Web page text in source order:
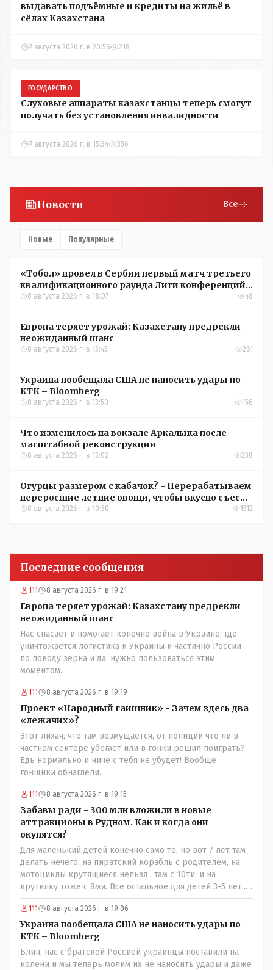
выдавать подъёмные и кредиты на жильё в
сёлах Казахстана
7 августа 2026 г. в 20:56 218
ГОСУДАРСТВО
Слуховые аппараты казахстанцы теперь смогут
получать без установления инвалидности
7 августа 2026 г. в 15:34 356
Новости Все
Новые Популярные
«Тобол» провел в Сербии первый матч третьего
квалификационного раунда Лиги конференций
УЕФА
8 августа 2026 г. в 18:07 48
Европа теряет урожай: Казахстану предрекли
неожиданный шанс
8 августа 2026 г. в 15:45 261
Украина пообещала США не наносить удары по
КТК – Bloomberg
8 августа 2026 г. в 13:50 156
Что изменилось на вокзале Аркалыка после
масштабной реконструкции
8 августа 2026 г. в 13:02 238
Огурцы размером с кабачок? - Перерабатываем
переросшие летние овощи, чтобы вкусно съесть
зимой
8 августа 2026 г. в 10:50 1512
Последние сообщения
111 8 августа 2026 г. в 19:21
Европа теряет урожай: Казахстану предрекли
неожиданный шанс
Нас спасает и помогает конечно война в Украине, где
уничтожается логистика и Украины и частично России
по поводу зерна и да, нужно пользоваться этим
моментом..
111 8 августа 2026 г. в 19:19
Проект «Народный гаишник» - Зачем здесь два
«лежачих»?
Этот лихач, что там возмущается, от полиции что ли в
частном секторе убегает или в гонки решил поиграть?
Едь нормально и ниче с тебя не убудет! Вообще
гонщики обнаглели..
111 8 августа 2026 г. в 19:15
Забавы ради - 300 млн вложили в новые
аттракционы в Рудном. Как и когда они
окупятся?
Для маленький детей конечно само то, но вот 7 лет там
делать нечего, на пиратский корабль с родителем, на
мотоциклы крутящиеся нельзя , там с 10ти, и на
крутилку тоже с 8ми. Все остальное для детей 3-5 лет..
Ну да, в жару там сейчас не комфортно, тени нет от
слова вообще, но вечером думаю там нормально, с
бутылкой холодного пивка посидеть можно..
111 8 августа 2026 г. в 19:06
Украина пообещала США не наносить удары по
КТК – Bloomberg
Блин, нас с братской Россией украинцы поставили на
колени и мы теперь молим их не наносить удары и даже